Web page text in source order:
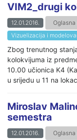
VIM2_drugi
12.01.2016.
Oglasna
Vizuelizacija i
Zbog trenutnog
kolokvijuma iz
10.00 učionica K4
u srijedu u 11 na
Miroslav
semestra
12.01.2016. Oglasna